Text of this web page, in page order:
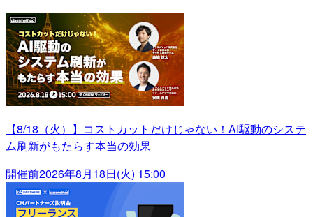
【8/18（火）】コストカットだけじゃない！AI駆動のシステ
ム刷新がもたらす本当の効果
開催前2026年8月18日(火) 15:00